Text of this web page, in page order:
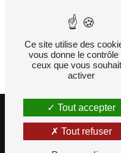
vos données pendant la
la durée de prescription
des contentieux. Vous
d'opposition au
adresse:Bloctel.gouv.fr.
d’informations sur vos droits.
- 2026
Ce site utilise des
vous donne le contrôle
ceux que vous
activer
Tout accepter
Tout refuser